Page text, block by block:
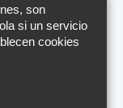
son
si un servicio
cookies